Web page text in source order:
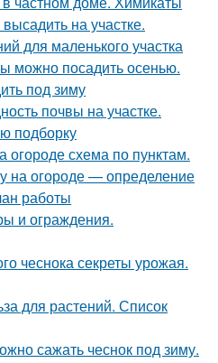
на участке.
для маленького участка
можно посадить осенью.
под зиму
почвы на участке.
подборку
огороде схема по пунктам.
на огороде — определение
работы
и ограждения.
чеснока секреты урожая.
для растений. Список
сажать чеснок под зиму.